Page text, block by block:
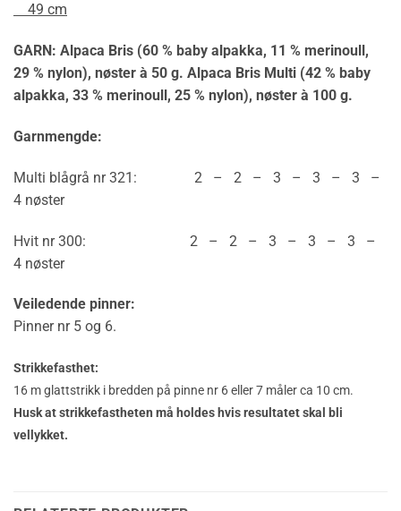
49 cm
GARN: Alpaca Bris (60 % baby alpakka, 11 % merinoull,
29 % nylon), nøster à 50 g. Alpaca Bris Multi (42 % baby
alpakka, 33 % merinoull, 25 % nylon), nøster à 100 g.
Garnmengde:
Multi blågrå nr 321: 2 – 2 – 3 – 3 – 3 –
4 nøster
Hvit nr 300: 2 – 2 – 3 – 3 – 3 –
4 nøster
Veiledende pinner:
Pinner nr 5 og 6.
Strikkefasthet:
16 m glattstrikk i bredden på pinne nr 6 eller 7 måler ca 10 cm.
Husk at strikkefastheten må holdes hvis resultatet skal bli
vellykket.